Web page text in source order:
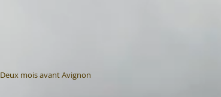
Deux mois avant Avignon